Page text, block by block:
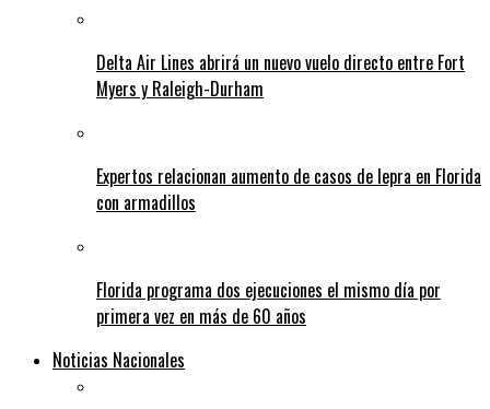
Delta Air Lines abrirá un nuevo vuelo directo entre Fort
Myers y Raleigh-Durham
Expertos relacionan aumento de casos de lepra en Florida
con armadillos
Florida programa dos ejecuciones el mismo día por
primera vez en más de 60 años
Noticias Nacionales